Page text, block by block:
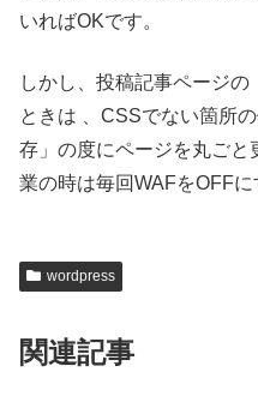
いればOKです。
しかし、投稿記事ページ
ときは 、CSSでない箇所
存」の度にページを丸ご
業の時は毎回WAFをOFFに
wordpress
関連記事